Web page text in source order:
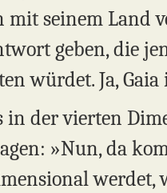
mit seinem Land
geben, die
würdet. Ja,
der vierten
»Nun, da
werdet,